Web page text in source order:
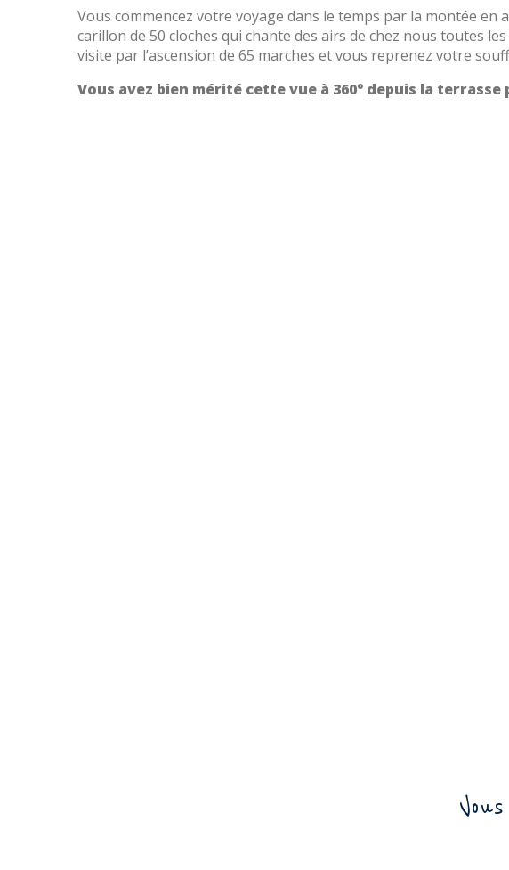
Vous commencez votre voyage dans le temps par la montée en
carillon de 50 cloches qui chante des airs de chez nous toutes
visite par l’ascension de 65 marches et vous reprenez votre
Vous avez bien mérité cette vue à 360° depuis la terrasse